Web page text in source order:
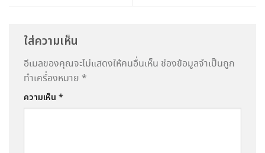
ใส่ความเห็น
อีเมลของคุณจะไม่แสดงให้คนอื่นเห็น ช่องข้อมูลจำเป็นถูก
ทำเครื่องหมาย *
ความเห็น *